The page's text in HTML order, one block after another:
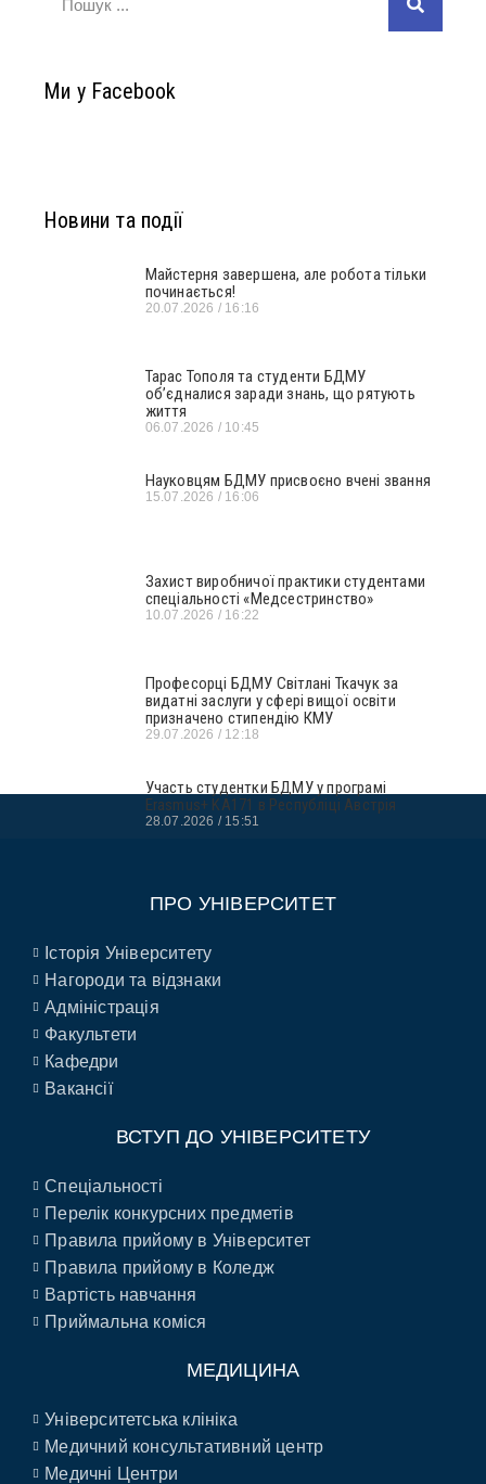
Ми у Facebook
Новини та події
Майстерня завершена, але робота тільки
починається!
20.07.2026 16:16
Тарас Тополя та студенти БДМУ
об’єдналися заради знань, що рятують
життя
06.07.2026 10:45
Науковцям БДМУ присвоєно вчені звання
15.07.2026 16:06
Захист виробничої практики студентами
спеціальності «Медсестринство»
10.07.2026 16:22
Професорці БДМУ Світлані Ткачук за
видатні заслуги у сфері вищої освіти
призначено стипендію КМУ
29.07.2026 12:18
Участь студентки БДМУ у програмі
Erasmus+ KA171 в Республіці Австрія
28.07.2026 15:51
ПРО УНІВЕРСИТЕТ
Історія Університету
Нагороди та відзнаки
Адміністрація
Факультети
Кафедри
Вакансії
ВСТУП ДО УНІВЕРСИТЕТУ
Спеціальності
Перелік конкурсних предметів
Правила прийому в Університет
Правила прийому в Коледж
Вартість навчання
Приймальна коміся
МЕДИЦИНА
Університетська клініка
Медичний консультативний центр
Медичні Центри